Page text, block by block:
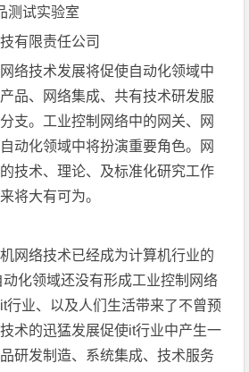
测试实验室
有限责任公司
络技术发展将促使自动化领域中
品、网络集成、共有技术研发服
支。工业控制网络中的网关、网
动化领域中将扮演重要角色。网
技术、理论、及标准化研究工作
将大有可为。
网络技术已经成为计算机行业的
化领域还没有形成工业控制网络
行业、以及人们生活带来了不曾预
术的迅猛发展促使it行业中产生一
研发制造、系统集成、技术服务